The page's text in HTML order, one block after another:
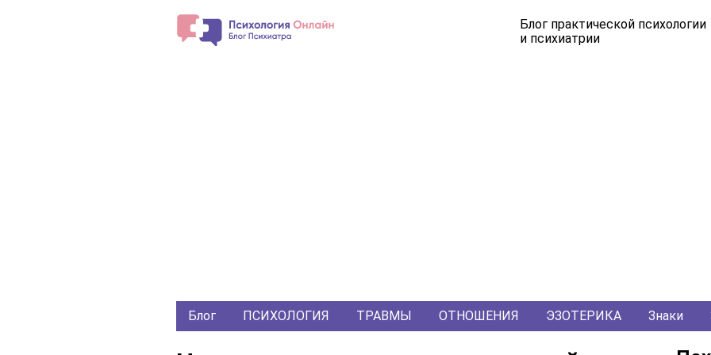
Блог практической психологии
и психиатрии
Блог ПСИХОЛОГИЯ ТРАВМЫ ОТНОШЕНИЯ ЭЗОТЕРИКА Знаки